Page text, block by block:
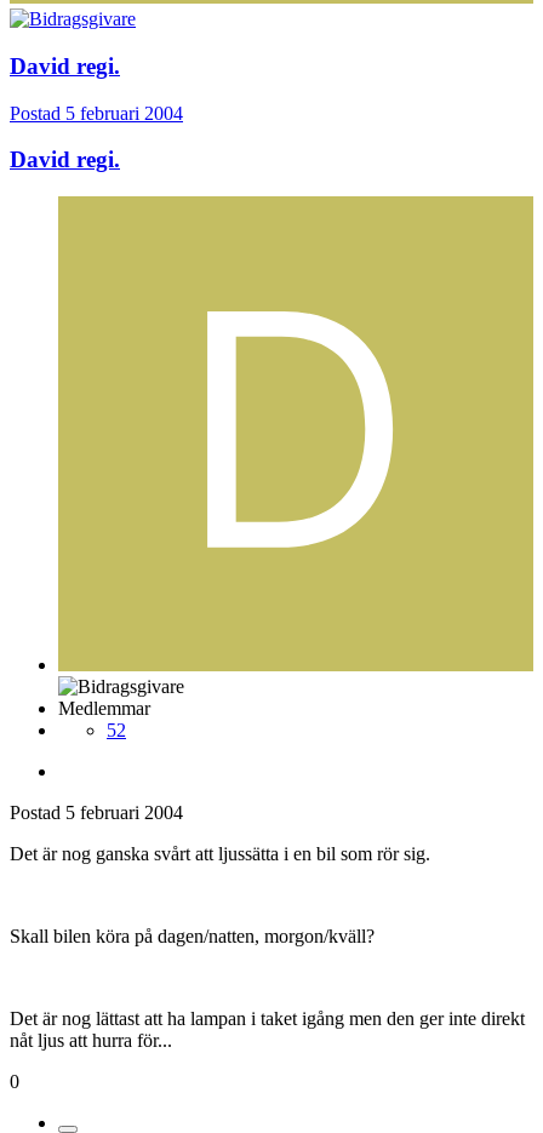
David regi.
Postad 5 februari 2004
David regi.
Medlemmar
52
Postad 5 februari 2004
Det är nog ganska svårt att ljussätta i en bil som rör sig.
Skall bilen köra på dagen/natten, morgon/kväll?
Det är nog lättast att ha lampan i taket igång men den ger inte direkt
nåt ljus att hurra för...
0